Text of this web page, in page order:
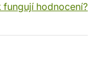
fungují hodnocení?